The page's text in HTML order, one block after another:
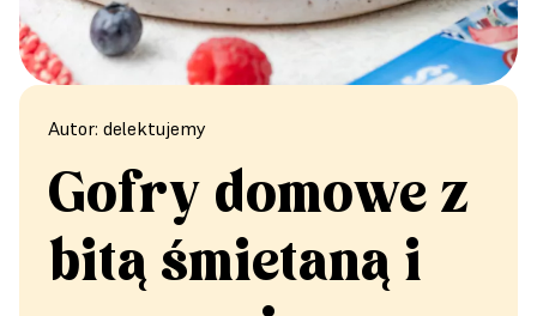
Autor: delektujemy
Gofry domowe z
bitą śmietaną i